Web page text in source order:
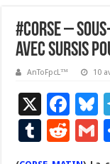
#corse –
avec sursis
AnToFpcL™ 10
X
F
ac
e
T
R